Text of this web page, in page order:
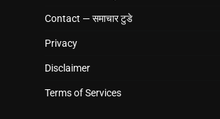
Contact — समाचार टुडे
Privacy
Disclaimer
Terms of Services